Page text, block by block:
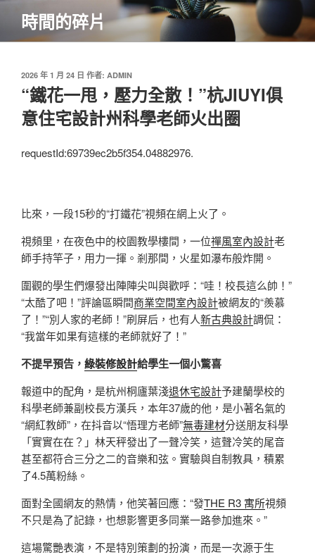
主
時間的碎片
發
佈
2026 年 1 月 24 日 作者: ADMIN
“鐵花一甩，壓力全散！”杭JIUYI俱
意住宅設計州科學老師火出圈
requestId:69739ec2b5f354.04882976.
比來，一段15秒的“打鐵花”視頻在網上火了。
視頻里，在夜色中的校園教學樓間，一位禪風室內設計老
師手持竿子，用力一揮。剎那間，火星如瀑布般炸開。
圍觀的學生們爆發出陣陣尖叫與歡呼：“哇！校長這么帥！”
“太酷了吧！”評論區瞬間商業空間室內設計被網友的“羨慕
了！”“別人家的老師！”刷屏后，也有人新古典設計調侃：
“我當年如果有這樣的老師就好了！”
不提早預告， 綠裝修設計給學生一個小驚喜
報道中的配角，是杭州桐廬葉淺退休宅設計予建蘭學校的
科學老師兼副校長方漢兵，本年37歲的他，是小著名氣的
“網紅教師”，在抖音以“悟理方老師”無毒建材分送朋友科學
「實實在在？」林天秤發出了一聲冷笑，這聲冷笑的尾音
甚至都符合三分之二的音樂和弦。實驗與自制教具，積累
了4.5萬粉絲。
面對全國網友的熱情，他笑著回應：“發THE R3 寓所視頻
不只是為了記錄，也想影響更多同業一路參加進來。”
這場驚艷表演，不是特別策劃的扮演，而是一次源于生